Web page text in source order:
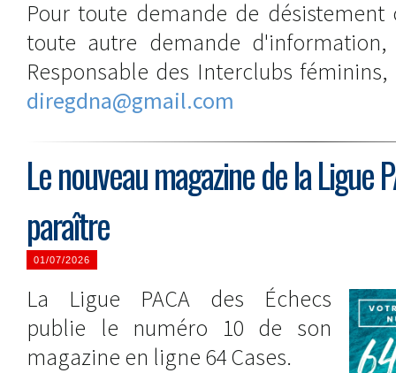
Pour toute demande de
toute autre demande
Responsable des Interclubs féminins,
diregdna@gmail.com
Le nouveau magazine de la Ligue
paraître
01/07/2026
La Ligue PACA des Échecs
publie le numéro 10 de son
magazine en ligne 64 Cases.